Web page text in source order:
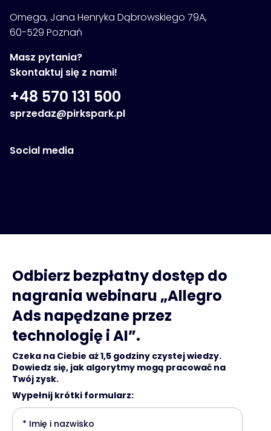
Omega, Jana Henryka Dąbrowskiego 79A,
60-529 Poznań
Masz pytania?
Skontaktuj się z nami!
+48 570 131 500
sprzedaz@pirkspark.pl
Social media
Odbierz bezpłatny dostęp do
nagrania webinaru „Allegro
Ads napędzane przez
technologię i AI”.
Czeka na Ciebie aż 1,5 godziny czystej wiedzy.
Dowiedz się, jak algorytmy mogą pracować na
Twój zysk.
Wypełnij krótki formularz: